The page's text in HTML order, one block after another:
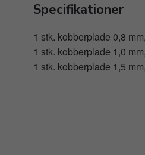
Specifikationer
1 stk. kobberplade 0,8
1 stk. kobberplade 1,0
1 stk. kobberplade 1,5